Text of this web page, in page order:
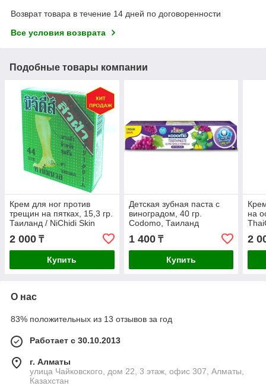
Возврат товара в течение 14 дней по договоренности
Все условия возврата
Подобные товары компании
Крем для ног против
трещин на пятках, 15,3 гр.
Таиланд / NiChidi Skin
Cream for Feet
2 000 ₸
Купить
Детская зубная паста с
виноградом, 40 гр.
Codomo, Таиланд
1 400₸
Купить
на
2
О нас
83% положительных из 13 отзывов за год
Работает с 30.10.2013
г. Алматы
улица Чайковского, дом 22, 3 этаж, офис 307, Алматы,
Казахстан